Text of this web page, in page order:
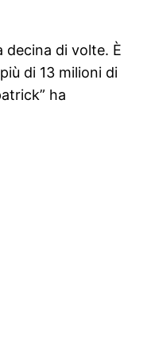
decina di volte. È
di 13 milioni di
ha